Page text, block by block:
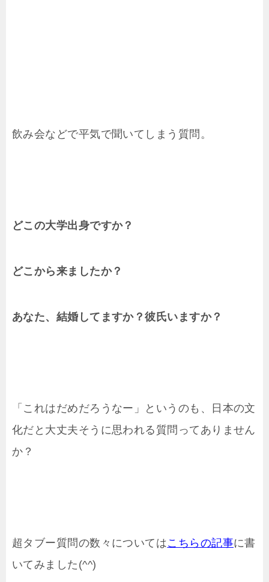
飲み会などで平気で聞いてしまう質問。
どこの大学出身ですか？
どこから来ましたか？
あなた、結婚してますか？彼氏いますか？
「これはだめだろうなー」というのも、日本の文
化だと大丈夫そうに思われる質問ってありません
か？
超タブー質問の数々についてはこちらの記事に書
いてみました(^^)